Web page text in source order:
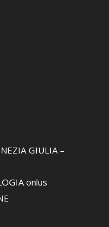
GIULIA –
onlus